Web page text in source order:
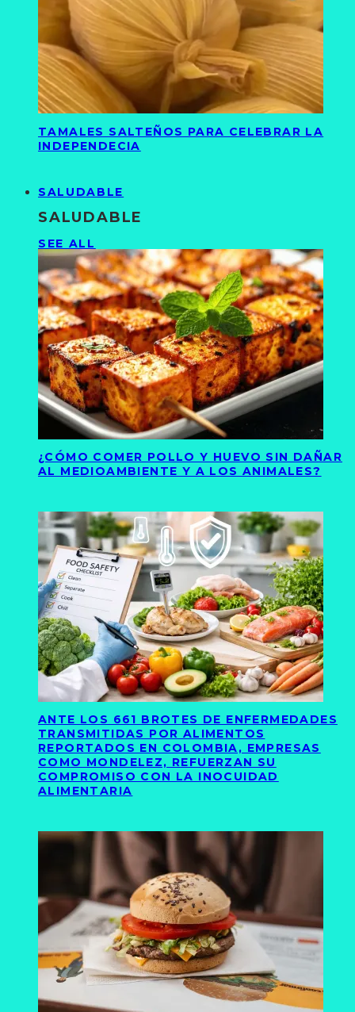
TAMALES SALTEÑOS PARA CELEBRAR LA
INDEPENDECIA
SALUDABLE
SALUDABLE
SEE ALL
¿CÓMO COMER POLLO Y HUEVO SIN DAÑAR
AL MEDIOAMBIENTE Y A LOS ANIMALES?
ANTE LOS 661 BROTES DE ENFERMEDADES
TRANSMITIDAS POR ALIMENTOS
REPORTADOS EN COLOMBIA, EMPRESAS
COMO MONDELEZ, REFUERZAN SU
COMPROMISO CON LA INOCUIDAD
ALIMENTARIA